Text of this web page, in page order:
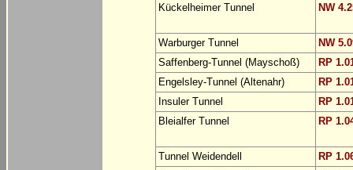
Kückelheimer Tunnel
NW
Warburger Tunnel
NW
Saffenberg-Tunnel (Mayschoß)
RP
Engelsley-Tunnel (Altenahr)
RP
Insuler Tunnel
RP
Bleialfer Tunnel
RP
Tunnel Weidendell
RP